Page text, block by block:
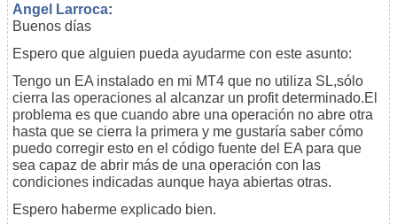
Angel Larroca:
Buenos días
Espero que alguien pueda ayudarme con este asunto:
Tengo un EA instalado en mi MT4 que no utiliza SL,sólo
cierra las operaciones al alcanzar un profit determinado.El
problema es que cuando abre una operación no abre otra
hasta que se cierra la primera y me gustaría saber cómo
puedo corregir esto en el código fuente del EA para que
sea capaz de abrir más de una operación con las
condiciones indicadas aunque haya abiertas otras.
Espero haberme explicado bien.